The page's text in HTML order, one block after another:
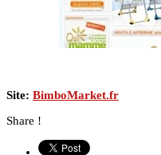
Site: BimboMarket.fr
Share !